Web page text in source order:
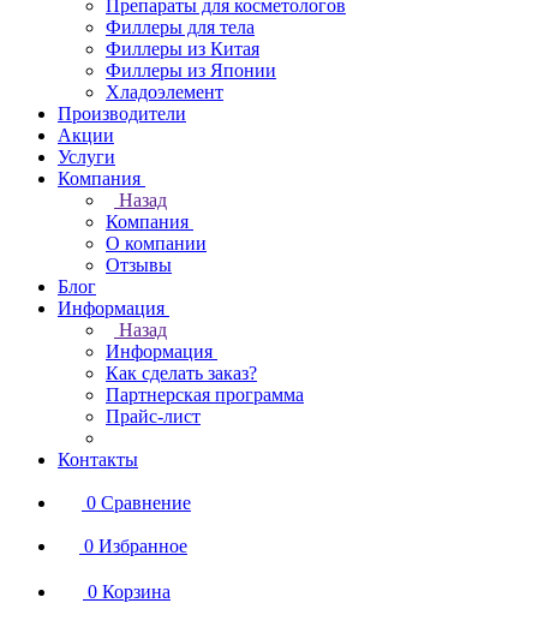
Препараты для косметологов
Филлеры для тела
Филлеры из Китая
Филлеры из Японии
Хладоэлемент
Производители
Акции
Услуги
Компания
Назад
Компания
О компании
Отзывы
Блог
Информация
Назад
Информация
Как сделать заказ?
Партнерская программа
Прайс-лист
Контакты
0 Сравнение
0 Избранное
0 Корзина